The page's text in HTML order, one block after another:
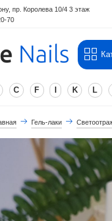
пр. Королева 10/4 3 этаж
70
C F K L
Гель-лаки